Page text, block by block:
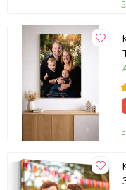
gün ışığına
optimize
El İşçiliği ile
işçiliği ile
aparatları